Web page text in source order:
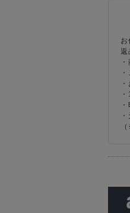
お
返